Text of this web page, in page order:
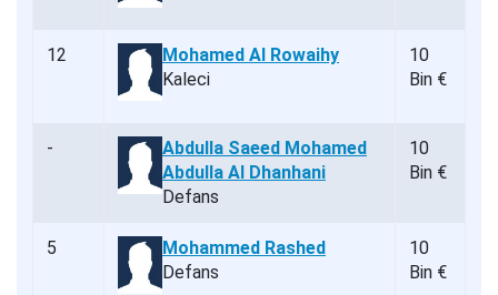
12
Mohamed Al Rowaihy
Kaleci
10
Bin €
-
Abdulla Saeed Mohamed
Abdulla Al Dhanhani
Defans
10
Bin €
5
Mohammed Rashed
Defans
10
Bin €